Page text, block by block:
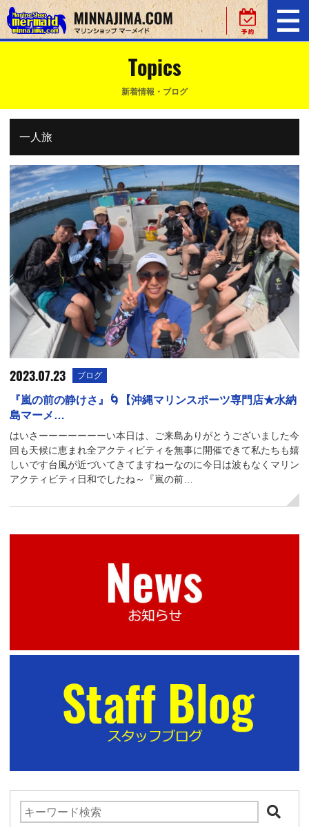
Topics
新着情報・ブログ
一人旅
2023.07.23 ブログ
『嵐の前の静けさ』🌀【沖縄マリンスポーツ専門店★水納
島マーメ…
はいさーーーーーーーい本日は、ご来島ありがとうございました今
回も天候に恵まれ全アクティビティを無事に開催できて私たちも嬉
しいです台風が近づいてきてますねーなのに今日は波もなくマリン
アクティビティ日和でしたね～『嵐の前…